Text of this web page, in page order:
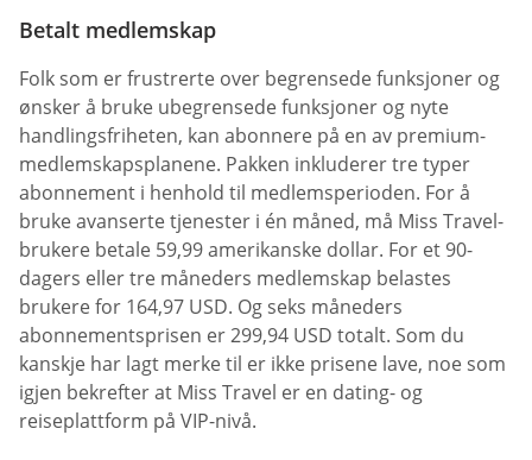
Betalt medlemskap
Folk som er frustrerte over begrensede funksjoner og
ønsker å bruke ubegrensede funksjoner og nyte
handlingsfriheten, kan abonnere på en av premium-
medlemskapsplanene. Pakken inkluderer tre typer
abonnement i henhold til medlemsperioden. For å
bruke avanserte tjenester i én måned, må Miss Travel-
brukere betale 59,99 amerikanske dollar. For et 90-
dagers eller tre måneders medlemskap belastes
brukere for 164,97 USD. Og seks måneders
abonnementsprisen er 299,94 USD totalt. Som du
kanskje har lagt merke til er ikke prisene lave, noe som
igjen bekrefter at Miss Travel er en dating- og
reiseplattform på VIP-nivå.